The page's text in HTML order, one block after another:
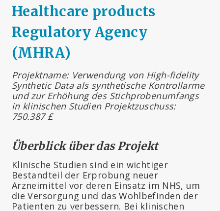
Healthcare products
Regulatory Agency
(MHRA)
Projektname: Verwendung von High-fidelity
Synthetic Data als synthetische Kontrollarme
und zur Erhöhung des Stichprobenumfangs
in klinischen Studien Projektzuschuss:
750.387 £
Überblick über das Projekt
Klinische Studien sind ein wichtiger
Bestandteil der Erprobung neuer
Arzneimittel vor deren Einsatz im NHS, um
die Versorgung und das Wohlbefinden der
Patienten zu verbessern. Bei klinischen